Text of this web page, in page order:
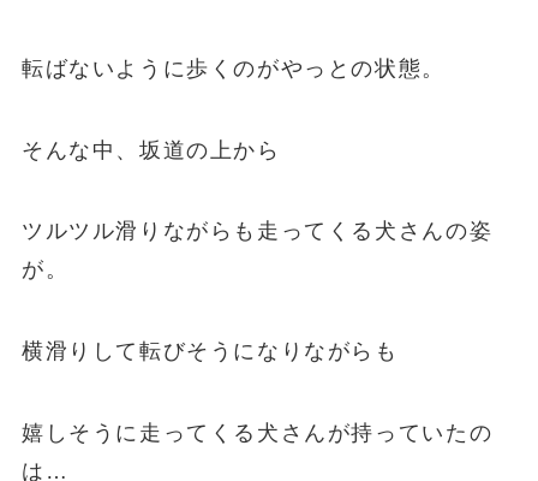
転ばないように歩くのがやっとの状態。
そんな中、坂道の上から
ツルツル滑りながらも走ってくる犬さんの姿
が。
横滑りして転びそうになりながらも
嬉しそうに走ってくる犬さんが持っていたの
は…